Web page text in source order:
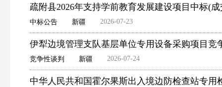
疏附县2026年支持学前教育发展建设项目中标(
中标公告 新疆 2026-07-23
伊犁边境管理支队基层单位专用设备采购项目竞
竞争性谈判 新疆 2026-07-24
中华人民共和国霍尔果斯出入境边防检查站专